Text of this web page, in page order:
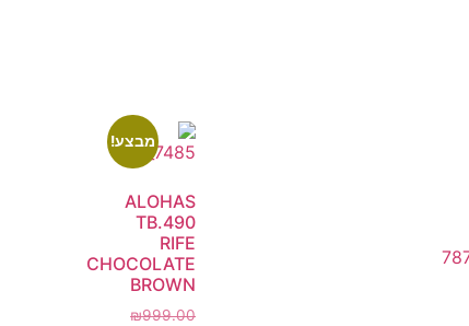
מבצע!
ALOHAS
TB.490
RIFE
CHOCOLATE
BROWN
₪999.00